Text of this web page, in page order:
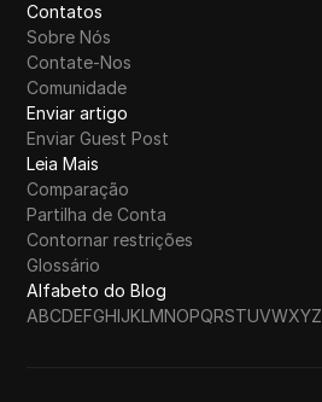
Contatos
Sobre Nós
Contate-Nos
Comunidade
Enviar artigo
Enviar Guest Post
Leia Mais
Comparação
Partilha de Conta
Contornar restrições
Glossário
Alfabeto do Blog
ABCDEFGHIJKLMNOPQRSTUVWXYZ